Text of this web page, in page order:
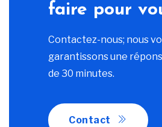
faire pour
Contactez-nous; nous
garantissons une
de 30 minutes.
Contact